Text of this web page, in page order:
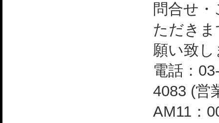
問合せ
ただき
願い致
電話：
4083 (営
AM11：